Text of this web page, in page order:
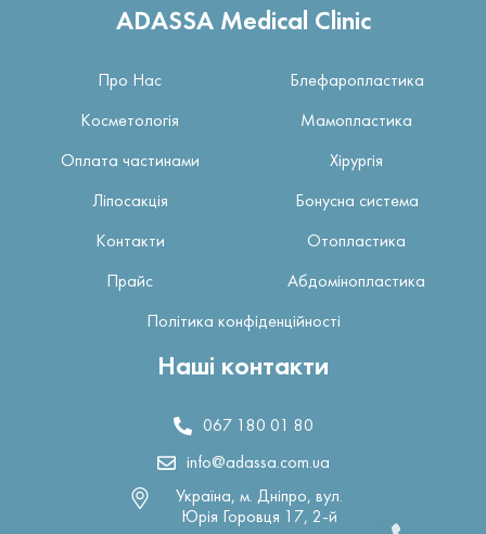
ADASSA Medical Clinic
Про Нас Блефаропластика
Косметологія Мамопластика
Оплата частинами Хірургія
Ліпосакція Бонусна система
Контакти Отопластика
Прайс Абдомінопластика
Політика конфіденційності
Наші контакти
067 180 01 80
info@adassa.com.ua
Україна, м. Дніпро, вул.
Юрія Горовця 17, 2-й